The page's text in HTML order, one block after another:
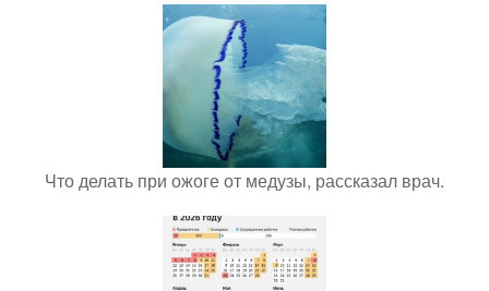
Что делать при ожоге от медузы, рассказал врач.